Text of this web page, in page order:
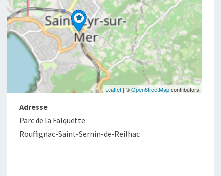
Leaflet | ©OpenStreetMapcontributors
Adresse
Parc de la Falquette
Rouffignac-Saint-Sernin-de-Reilhac